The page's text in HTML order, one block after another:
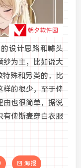
设计思路和噱头
纱为主，比如说大
殊和另类的，比
样的很少，至于俾
由也很简单，据说
有俾斯麦穿白衣服
海报